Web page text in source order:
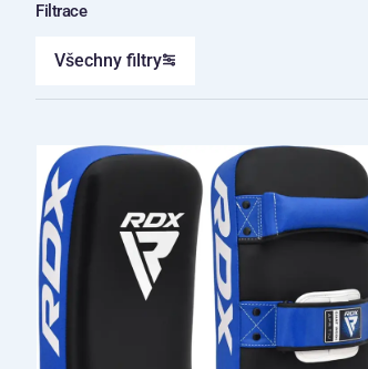
Filtrace
Všechny filtry